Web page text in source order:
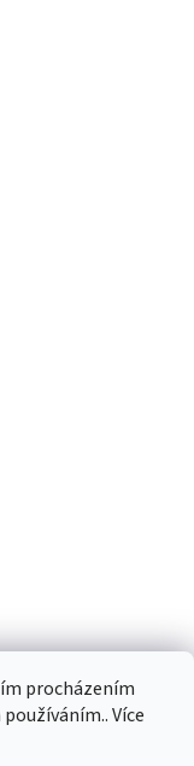
procházením
Více